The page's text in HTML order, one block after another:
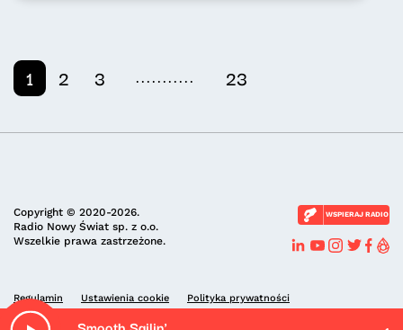
1 2 3 ........... 23
Copyright © 2020-2026.
Radio Nowy Świat sp. z o.o.
Wszelkie prawa zastrzeżone.
WSPIERAJ RADIO
Regulamin Ustawienia cookie Polityka prywatności